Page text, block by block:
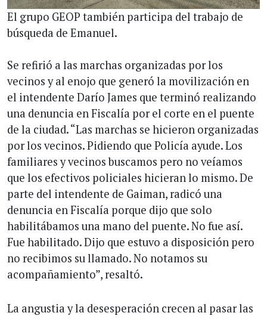
El grupo GEOP también participa del trabajo de
búsqueda de Emanuel.
Se refirió a las marchas organizadas por los
vecinos y al enojo que generó la movilización en
el intendente Darío James que terminó realizando
una denuncia en Fiscalía por el corte en el puente
de la ciudad. “Las marchas se hicieron organizadas
por los vecinos. Pidiendo que Policía ayude. Los
familiares y vecinos buscamos pero no veíamos
que los efectivos policiales hicieran lo mismo. De
parte del intendente de Gaiman, radicó una
denuncia en Fiscalía porque dijo que solo
habilitábamos una mano del puente. No fue así.
Fue habilitado. Dijo que estuvo a disposición pero
no recibimos su llamado. No notamos su
acompañamiento”, resaltó.
La angustia y la desesperación crecen al pasar las